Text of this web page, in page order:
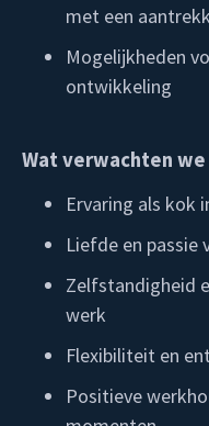
met een
Mogelijkheden
ontwikkeling
Wat verwachten we
Ervaring als kok
Liefde en passie
Zelfstandigheid
werk
Flexibiliteit en
Positieve